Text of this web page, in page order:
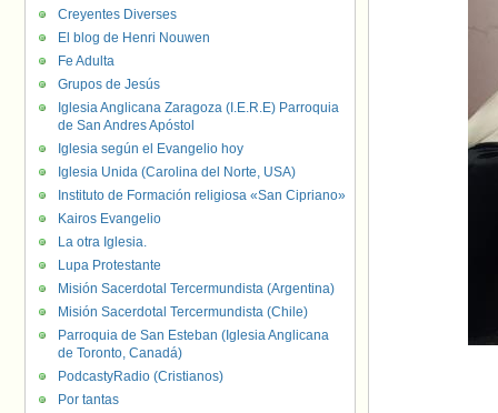
Creyentes Diverses
El blog de Henri Nouwen
Fe Adulta
Grupos de Jesús
Iglesia Anglicana Zaragoza (I.E.R.E) Parroquia
de San Andres Apóstol
Iglesia según el Evangelio hoy
Iglesia Unida (Carolina del Norte, USA)
Instituto de Formación religiosa «San Cipriano»
Kairos Evangelio
La otra Iglesia.
Lupa Protestante
Misión Sacerdotal Tercermundista (Argentina)
Misión Sacerdotal Tercermundista (Chile)
Parroquia de San Esteban (Iglesia Anglicana
de Toronto, Canadá)
PodcastyRadio (Cristianos)
Por tantas